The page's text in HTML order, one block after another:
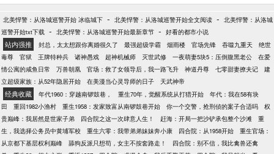
北美悍警：从洛城巡警开始 冰临城下 - 北美悍警：从洛城巡警开始全文阅读 - 北美悍警：从洛城
巡警开始txt下载 - 北美悍警：从洛城巡警开始最新章节 - 好看的都市小说
站内强推 封总，太太想跟你离婚很久了 最强超级学霸 烟雨楼 官场先锋 吞噬九重天
绝世
毒尊
官狱 王牌特种兵 诸神愚戏 超神机械师 灭世武修 一夜萌妻5块5：压倒腹黑老公
在爱
情公寓的咸鱼日常
万兽朝凰 官场：救了女领导后，我一路飞升 神道丹尊 七零甜妻撩夫记
建
立超级家族：从52年隐居开始
在美漫当心灵导师的日子 天武神帝
经典收藏 年代1960：穿越南锣鼓巷， 重生70年，觉醒系统从打猎开始
年代：我在58有块
田
重回1982小渔村 重生1958：发家致富从南锣鼓巷开始 你一个交警，抢刑侦的案子合适吗
权
贵巅峰：我居然是世家子弟
四合院之这一次肆意人生！ 赶海：开局一把沙铲承包整个沙滩
重
生，我选择公务员中黄埔军校
重生六零：我带弟弟妹妹奔小康 四合院：从1958开始
重生官场：
从京都下基层权利巅峰
舔狗反派只想苟，女主不按套路走！
四合院：别不信，我比禽兽还禽